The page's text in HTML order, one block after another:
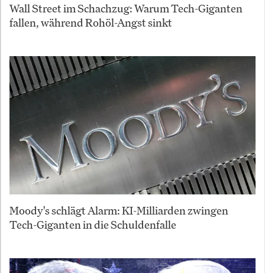
Wall Street im Schachzug: Warum Tech-Giganten
fallen, während Rohöl-Angst sinkt
Moody's schlägt Alarm: KI-Milliarden zwingen
Tech-Giganten in die Schuldenfalle